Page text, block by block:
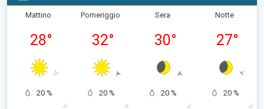
Mattino
28°
20 %
Pomeriggio
32°
20 %
Sera
30°
20 %
Notte
27°
20 %